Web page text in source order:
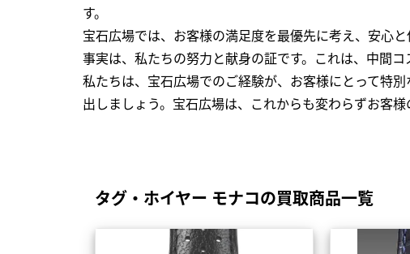
す。
宝石広場では、お客様の満足度を最優先に考え、安心
事実は、私たちの努力と献身の証です。これは、中間
私たちは、宝石広場でのご経験が、お客様にとって特
出しましょう。宝石広場は、これからも変わらずお客様
タグ・ホイヤー モナコの買取商品一覧